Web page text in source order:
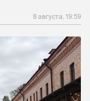
8 августа, 19:59